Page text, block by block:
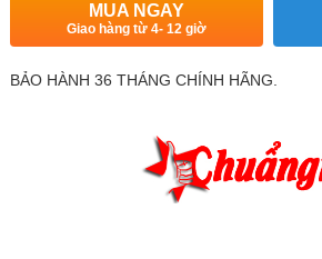
MUA NGAY
Giao hàng từ 4- 12 giờ
BẢO HÀNH 36 THÁNG CHÍNH HÃNG.